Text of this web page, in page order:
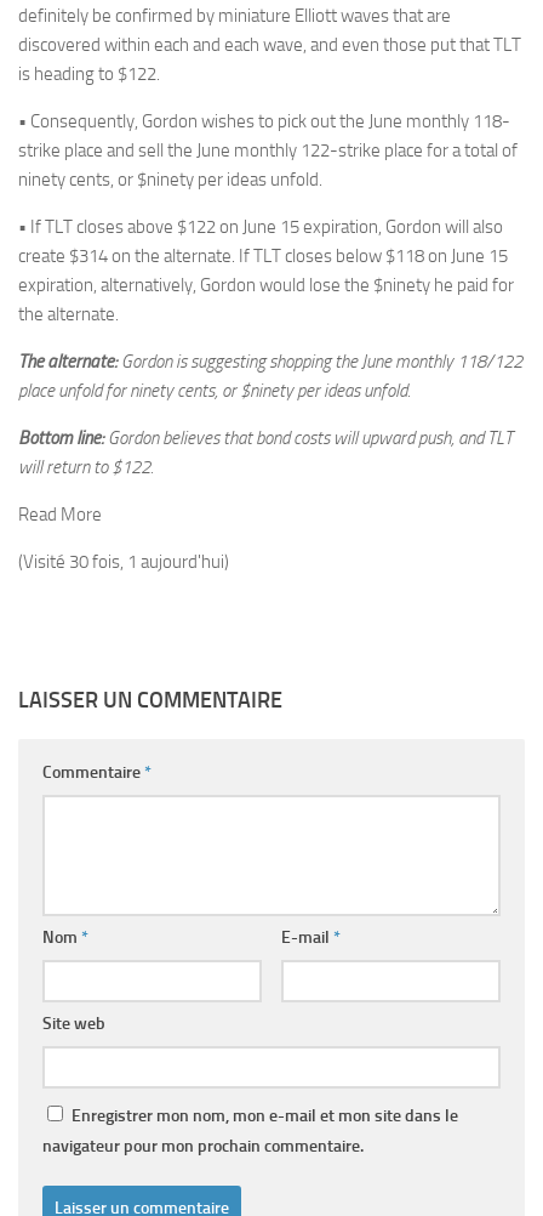
definitely be confirmed by miniature Elliott waves that are
discovered within each and each wave, and even those put that TLT
is heading to $122.
• Consequently, Gordon wishes to pick out the June monthly 118-
strike place and sell the June monthly 122-strike place for a total of
ninety cents, or $ninety per ideas unfold.
• If TLT closes above $122 on June 15 expiration, Gordon will also
create $314 on the alternate. If TLT closes below $118 on June 15
expiration, alternatively, Gordon would lose the $ninety he paid for
the alternate.
The alternate: Gordon is suggesting shopping the June monthly 118/122
place unfold for ninety cents, or $ninety per ideas unfold.
Bottom line: Gordon believes that bond costs will upward push, and TLT
will return to $122.
Read More
(Visité 30 fois, 1 aujourd'hui)
LAISSER UN COMMENTAIRE
Commentaire*
Nom * E-mail *
Site web
Enregistrer mon nom, mon e-mail et mon site dans le
navigateur pour mon prochain commentaire.